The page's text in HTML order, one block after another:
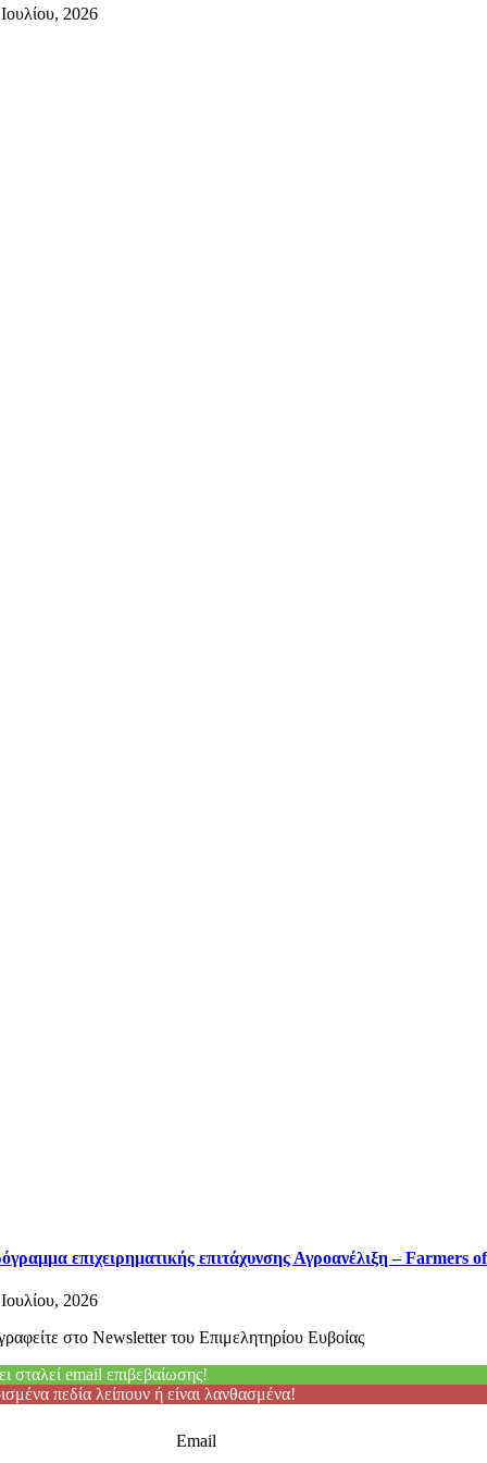
2026
επιχειρηματικής επιτάχυνσης Αγροανέλιξη – Farmers
2026
στο Newsletter του Επιμελητηρίου Ευβοίας
σταλεί email επιβεβαίωσης!
πεδία λείπουν ή είναι λανθασμένα!
Email